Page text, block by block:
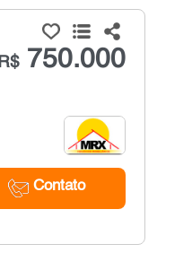
R$750.000
Contato